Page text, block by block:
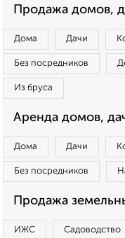
Продажа домов,
Дома Дачи
Без посредников
Из бруса
Аренда домов,
Дома Дачи
Без посредников
Продажа
ИЖС Садоводство